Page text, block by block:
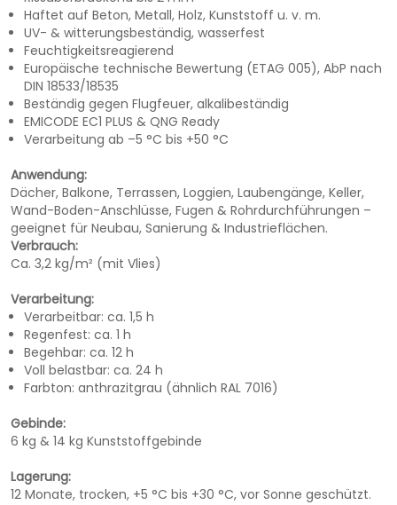
Haftet auf Beton, Metall, Holz, Kunststoff u. v. m.
UV- & witterungsbeständig, wasserfest
Feuchtigkeitsreagierend
Europäische technische Bewertung (ETAG 005), AbP nach
DIN 18533/18535
Beständig gegen Flugfeuer, alkalibeständig
EMICODE EC1 PLUS & QNG Ready
Verarbeitung ab –5 °C bis +50 °C
Anwendung:
Dächer, Balkone, Terrassen, Loggien, Laubengänge, Keller,
Wand-Boden-Anschlüsse, Fugen & Rohrdurchführungen –
geeignet für Neubau, Sanierung & Industrieflächen.
Verbrauch:
Ca. 3,2 kg/m² (mit Vlies)
Verarbeitung:
Verarbeitbar: ca. 1,5 h
Regenfest: ca. 1 h
Begehbar: ca. 12 h
Voll belastbar: ca. 24 h
Farbton: anthrazitgrau (ähnlich RAL 7016)
Gebinde:
6 kg & 14 kg Kunststoffgebinde
Lagerung:
12 Monate, trocken, +5 °C bis +30 °C, vor Sonne geschützt.